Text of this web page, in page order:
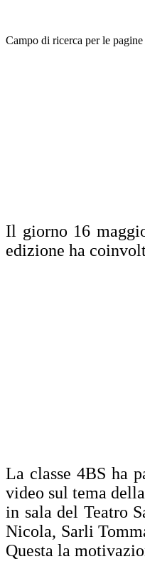
Campo di ricerca per le
Il giorno 16
edizione ha
La classe 4BS ha
video sul tema
in sala del Teatro
Nicola, Sarli
Questa la